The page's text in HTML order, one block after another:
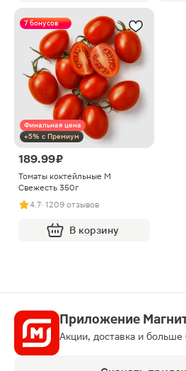
7 бонусов
Финальная цена
+5% с Премиум
189.99 ₽
Томаты коктейльные M
Свежесть 350г
4.7· 1209 отзывов
В корзину
Приложение
Акции, доставка и больше